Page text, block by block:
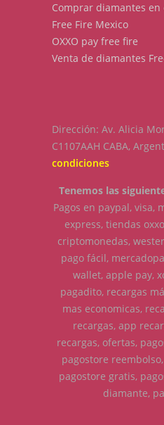
Comprar diamantes en
Free Fire Mexico
OXXO pay free fire
Venta de diamantes
Dirección: Av. Alicia
C1107AAH CABA,
condiciones
Tenemos las
Pagos en paypal, visa,
express, tiendas
criptomonedas,
pago fácil,
wallet, apple pay,
pagadito, recargas
mas economicas,
recargas, app
recargas, ofertas,
pagostore
pagostore gratis,
diamante,